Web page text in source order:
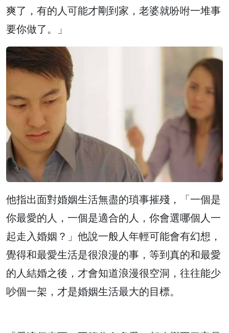
爽了，有的人可能才剛到家，老婆就吩咐一堆事
要你做了。」
他指出面對婚姻生活無盡的瑣事摧殘，「一個是
你最愛的人，一個是適合的人，你會選哪個人一
起走入婚姻？」他說一般人年輕可能會有幻想，
覺得和最愛生活是很浪漫的事，等到真的和最愛
的人結婚之後，才會知道浪漫很空洞，往往能少
吵個一架，才是婚姻生活最大的目標。